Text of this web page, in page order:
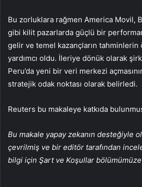
Bu zorluklara rağmen America Movil,
gibi kilit pazarlarda güçlü bir
gelir ve temel kazançların
yardımcı oldu. İleriye dönük olarak
Peru’da yeni bir veri merkezi
stratejik odak noktası olarak belirledi.
Reuters bu makaleye katkıda
Bu makale yapay zekanın desteğiyle
çevrilmiş ve bir editör tarafından
bilgi için Şart ve Koşullar bölümümüze